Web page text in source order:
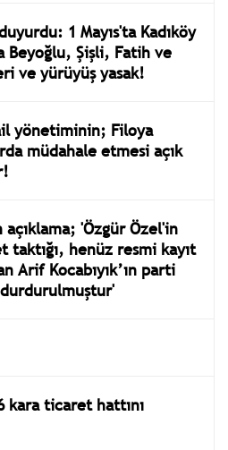
1 Mayıs'ta Kadıköy
Beyoğlu, Şişli, Fatih ve
ve yürüyüş yasak!
yönetiminin; Filoya
müdahale etmesi açık
'Özgür Özel'in
taktığı, henüz resmi kayıt
Arif Kocabıyık’ın parti
kara ticaret hattını